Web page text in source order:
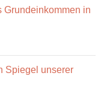
Grundeinkommen in
Spiegel unserer